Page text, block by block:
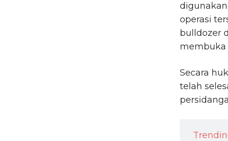
operasi
bulldozer
membuka
Secara
telah